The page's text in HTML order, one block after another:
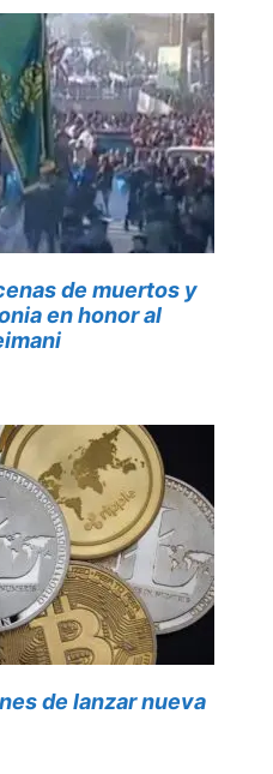
de muertos y
en honor al
de lanzar nueva